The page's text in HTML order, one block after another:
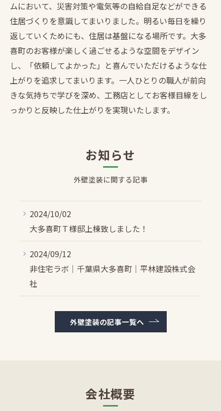
ムにおいて、災害対策や電気等の自給自足などができる
住居づくりを意識してまいりました。明るい毎日を繰り
返していくためにも、住居は基盤になる場所です。大多
喜町のお客様が楽しく過ごせるような空間をデザイン
し、「依頼してよかった」と喜んでいただけるような仕
上がりを追求してまいります。一人ひとりの職人が前向
きな気持ちで学びを深め、工務店としてお客様目線をし
っかりと反映した仕上がりを実現いたします。
お知らせ
外壁塗装に関する記事
2024/10/02
大多喜町Ｔ様邸上棟致しました！
2024/09/12
非住宅ラボ｜千葉県大多喜町｜平林建設株式会
社
外壁塗装の記事一覧へ
会社概要